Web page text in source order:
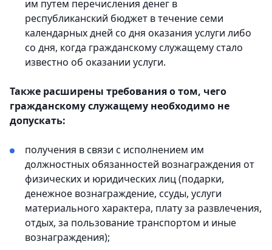
им путем перечисления денег в
республиканский бюджет в течение семи
календарных дней со дня оказания услуги либо
со дня, когда гражданскому служащему стало
известно об оказании услуги.
Также расширены требования о том, чего
гражданскому служащему необходимо не
допускать:
получения в связи с исполнением им
должностных обязанностей вознаграждения от
физических и юридических лиц (подарки,
денежное вознаграждение, ссуды, услуги
материального характера, плату за развлечения,
отдых, за пользование транспортом и иные
вознаграждения);